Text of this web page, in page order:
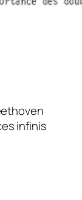
infinis